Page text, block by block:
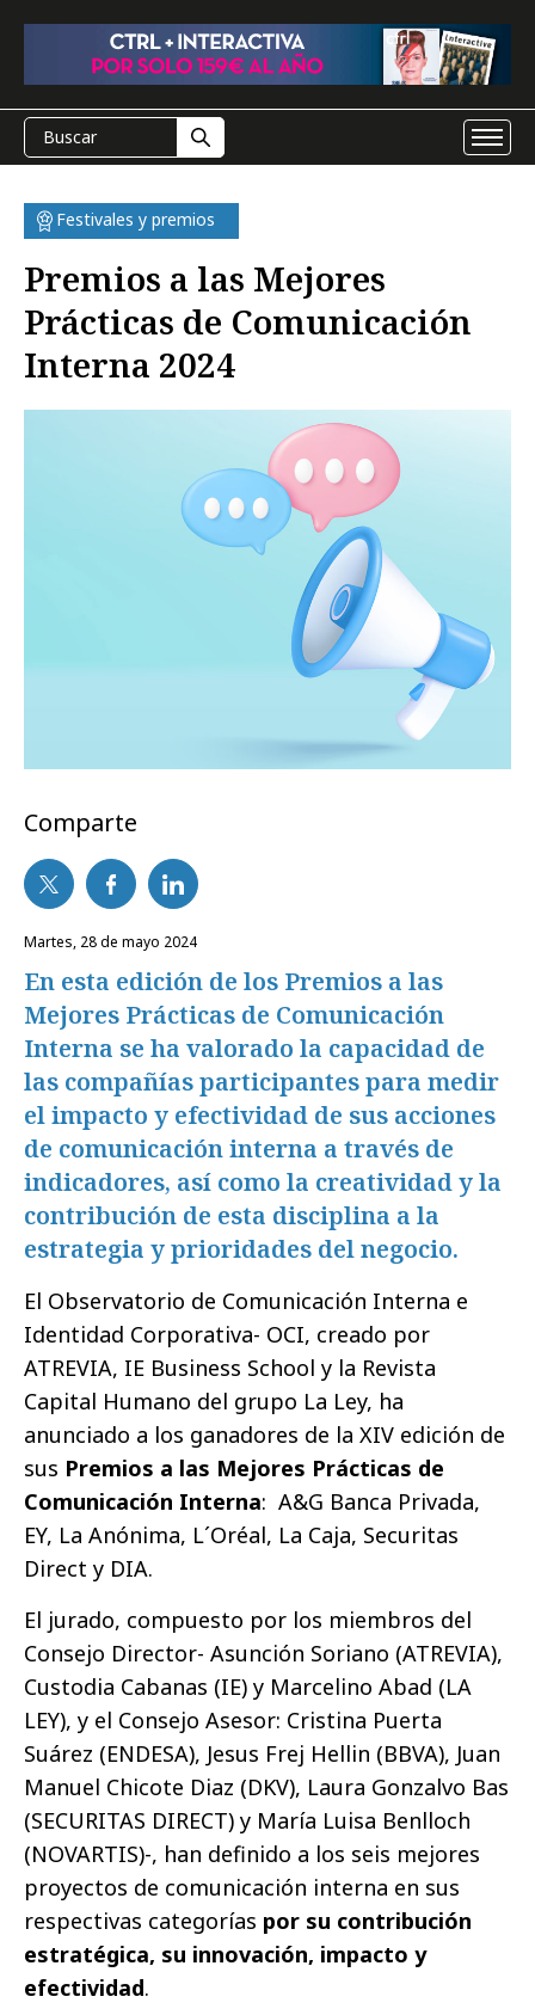
Festivales y premios
Premios a las Mejores
Prácticas de Comunicación
Interna 2024
Comparte
martes, 28 de mayo 2024
En esta edición de los Premios a las
Mejores Prácticas de Comunicación
Interna se ha valorado la capacidad de
las compañías participantes para medir
el impacto y efectividad de sus acciones
de comunicación interna a través de
indicadores, así como la creatividad y la
contribución de esta disciplina a la
estrategia y prioridades del negocio.
El Observatorio de Comunicación Interna e
Identidad Corporativa- OCI, creado por
ATREVIA, IE Business School y la Revista
Capital Humano del grupo La Ley, ha
anunciado a los ganadores de la XIV edición de
sus Premios a las Mejores Prácticas de
Comunicación Interna: A&G Banca Privada,
EY, La Anónima, L´Oréal, La Caja, Securitas
Direct y DIA.
El jurado, compuesto por los miembros del
Consejo Director- Asunción Soriano (ATREVIA),
Custodia Cabanas (IE) y Marcelino Abad (LA
LEY), y el Consejo Asesor: Cristina Puerta
Suárez (ENDESA), Jesus Frej Hellin (BBVA), Juan
Manuel Chicote Diaz (DKV), Laura Gonzalvo Bas
(SECURITAS DIRECT) y María Luisa Benlloch
(NOVARTIS)-, han definido a los seis mejores
proyectos de comunicación interna en sus
respectivas categorías por su contribución
estratégica, su innovación, impacto y
efectividad.